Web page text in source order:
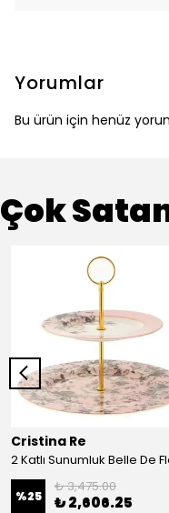
Yorumlar
Bu ürün için henüz
Çok
Cristina Re
2 Katlı Sunumluk Belle De
%25
₺ 3,475.00
₺ 2,606.25